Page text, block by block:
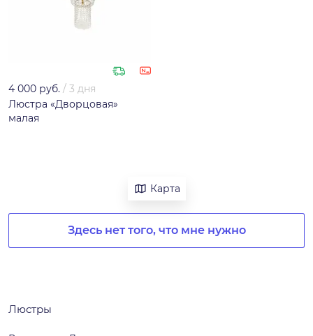
4 000 руб. / 3 дня
Люстра «Дворцовая»
малая
Карта
Здесь нет того, что мне нужно
Люстры